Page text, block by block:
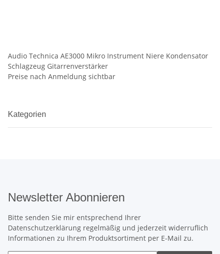
Audio Technica AE3000 Mikro Instrument Niere Kondensator
Schlagzeug Gitarrenverstärker
Preise nach Anmeldung sichtbar
Kategorien
Newsletter Abonnieren
Bitte senden Sie mir entsprechend Ihrer
Datenschutzerklärung regelmäßig und jederzeit widerruflich
Informationen zu Ihrem Produktsortiment per E-Mail zu.